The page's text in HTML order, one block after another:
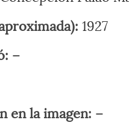
1927
–
en la imagen: –